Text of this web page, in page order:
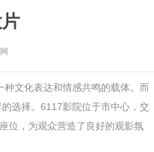
文化表达和情感共鸣的载体。而
选择。6117影院位于市中心，交
位，为观众营造了良好的观影氛